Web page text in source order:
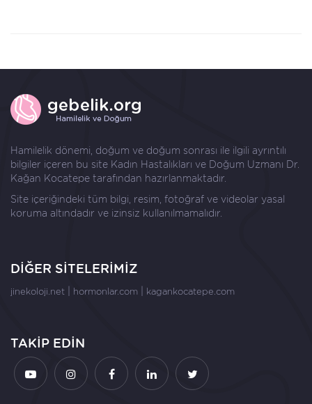
Hamilelik dönemi, doğum ve doğum sonrası ile ilgili ayrıntılı
bilgiler içeren bu site Kadın Hastalıkları ve Doğum Uzmanı Dr.
Kağan Kocatepe tarafından hazırlanmaktadır.
Site içeriğindeki tüm bilgi, resim, fotoğraf ve videolar yasal
koruma altındadır ve izinsiz kullanılmamalıdır.
DİĞER SİTELERİMİZ
jinekoloji.net hormonlar.com kagankocatepe.com
TAKİP EDİN